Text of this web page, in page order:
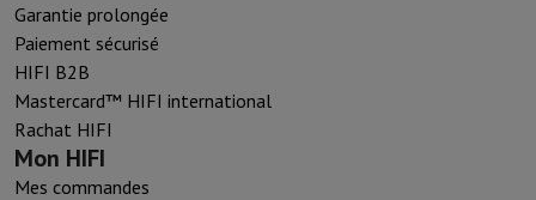
Garantie prolongée
Paiement sécurisé
HIFI B2B
Mastercard™ HIFI international
Rachat HIFI
Mon HIFI
Mes commandes